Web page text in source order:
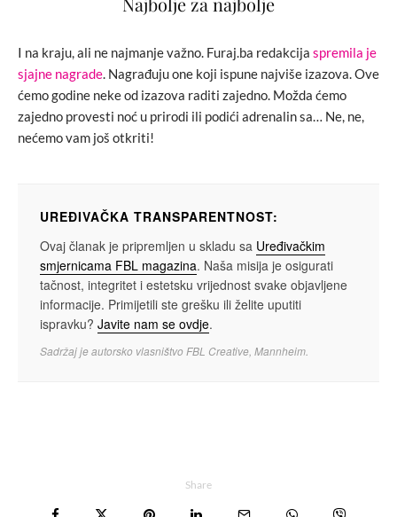
I na kraju, ali ne najmanje važno. Furaj.ba redakcija spremila je
sjajne nagrade. Nagrađuju one koji ispune najviše izazova. Ove
ćemo godine neke od izazova raditi zajedno. Možda ćemo
zajedno provesti noć u prirodi ili podići adrenalin sa… Ne, ne,
nećemo vam još otkriti!
UREĐIVAČKA TRANSPARENTNOST:
Ovaj članak je pripremljen u skladu sa Uređivačkim
smjernicama FBL magazina. Naša misija je osigurati
tačnost, integritet i estetsku vrijednost svake objavljene
informacije. Primijetili ste grešku ili želite uputiti
ispravku? Javite nam se ovdje.
Sadržaj je autorsko vlasništvo FBL Creative, Mannheim.
Share